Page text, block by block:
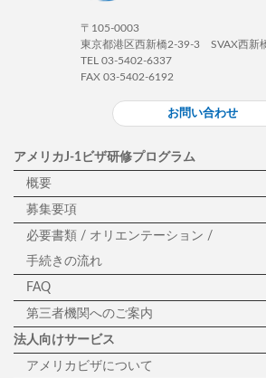
〒105-0003
東京都港区西新橋2-39-3 SVAX西新
TEL 03-5402-6337
FAX 03-5402-6192
お問い合わせ
アメリカJ-1ビザ研修プログラム
概要
募集要項
必要書類 / オリエンテーション /
手続きの流れ
FAQ
第三者機関へのご案内
法人向けサービス
アメリカビザについて